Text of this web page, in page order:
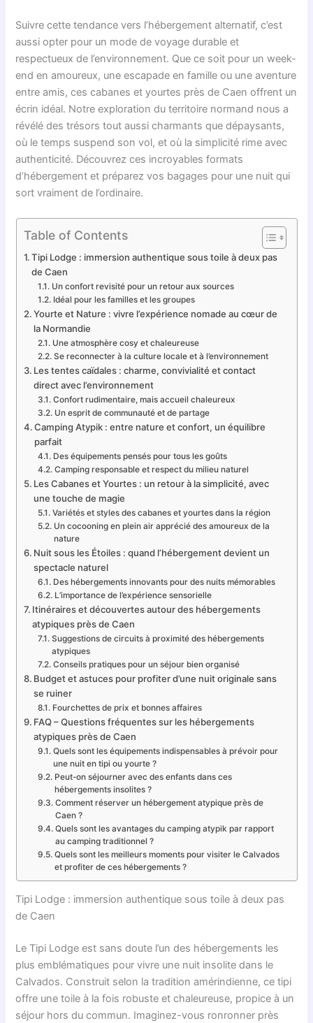
Suivre cette tendance vers l’hébergement alternatif, c’est
aussi opter pour un mode de voyage durable et
respectueux de l’environnement. Que ce soit pour un week-
end en amoureux, une escapade en famille ou une aventure
entre amis, ces cabanes et yourtes près de Caen offrent un
écrin idéal. Notre exploration du territoire normand nous a
révélé des trésors tout aussi charmants que dépaysants,
où le temps suspend son vol, et où la simplicité rime avec
authenticité. Découvrez ces incroyables formats
d’hébergement et préparez vos bagages pour une nuit qui
sort vraiment de l’ordinaire.
Table of Contents
Tipi Lodge : immersion authentique sous toile à deux pas
de Caen
Un confort revisité pour un retour aux sources
Idéal pour les familles et les groupes
Yourte et Nature : vivre l’expérience nomade au cœur de
la Normandie
Une atmosphère cosy et chaleureuse
Se reconnecter à la culture locale et à l’environnement
Les tentes caïdales : charme, convivialité et contact
direct avec l’environnement
Confort rudimentaire, mais accueil chaleureux
Un esprit de communauté et de partage
Camping Atypik : entre nature et confort, un équilibre
parfait
Des équipements pensés pour tous les goûts
Camping responsable et respect du milieu naturel
Les Cabanes et Yourtes : un retour à la simplicité, avec
une touche de magie
Variétés et styles des cabanes et yourtes dans la région
Un cocooning en plein air apprécié des amoureux de la
nature
Nuit sous les Étoiles : quand l’hébergement devient un
spectacle naturel
Des hébergements innovants pour des nuits mémorables
L’importance de l’expérience sensorielle
Itinéraires et découvertes autour des hébergements
atypiques près de Caen
Suggestions de circuits à proximité des hébergements
atypiques
Conseils pratiques pour un séjour bien organisé
Budget et astuces pour profiter d’une nuit originale sans
se ruiner
Fourchettes de prix et bonnes affaires
FAQ – Questions fréquentes sur les hébergements
atypiques près de Caen
Quels sont les équipements indispensables à prévoir pour
une nuit en tipi ou yourte ?
Peut-on séjourner avec des enfants dans ces
hébergements insolites ?
Comment réserver un hébergement atypique près de
Caen ?
Quels sont les avantages du camping atypik par rapport
au camping traditionnel ?
Quels sont les meilleurs moments pour visiter le Calvados
et profiter de ces hébergements ?
Tipi Lodge : immersion authentique sous toile à deux pas
de Caen
Le Tipi Lodge est sans doute l’un des hébergements les
plus emblématiques pour vivre une nuit insolite dans le
Calvados. Construit selon la tradition amérindienne, ce tipi
offre une toile à la fois robuste et chaleureuse, propice à un
séjour hors du commun. Imaginez-vous ronronner près